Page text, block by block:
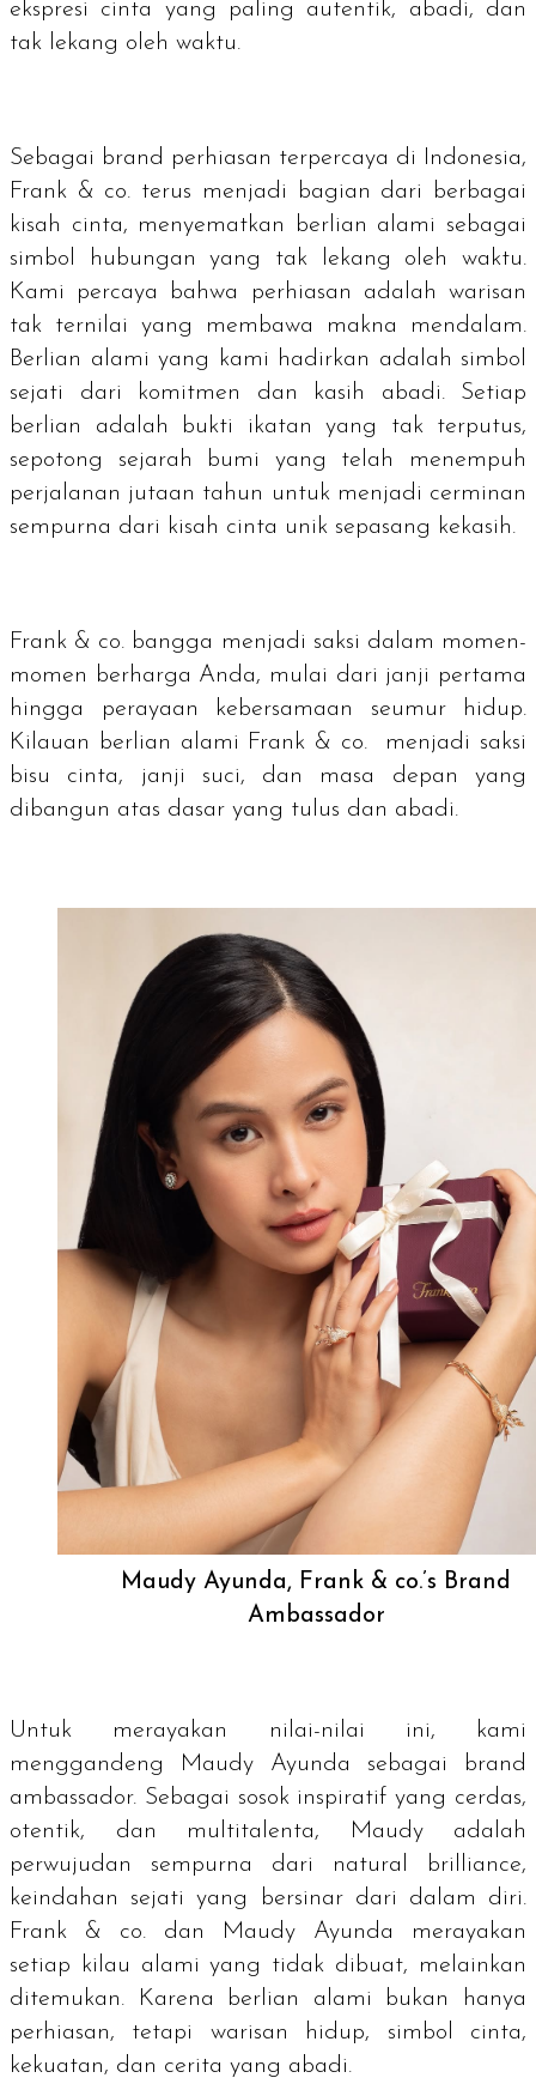
ekspresi cinta yang paling autentik, abadi, dan
tak lekang oleh waktu.
Sebagai brand perhiasan terpercaya di Indonesia,
Frank & co. terus menjadi bagian dari berbagai
kisah cinta, menyematkan berlian alami sebagai
simbol hubungan yang tak lekang oleh waktu.
Kami percaya bahwa perhiasan adalah warisan
tak ternilai yang membawa makna mendalam.
Berlian alami yang kami hadirkan adalah simbol
sejati dari komitmen dan kasih abadi. Setiap
berlian adalah bukti ikatan yang tak terputus,
sepotong sejarah bumi yang telah menempuh
perjalanan jutaan tahun untuk menjadi cerminan
sempurna dari kisah cinta unik sepasang kekasih.
Frank & co. bangga menjadi saksi dalam momen-
momen berharga Anda, mulai dari janji pertama
hingga perayaan kebersamaan seumur hidup.
Kilauan berlian alami Frank & co. menjadi saksi
bisu cinta, janji suci, dan masa depan yang
dibangun atas dasar yang tulus dan abadi.
Maudy Ayunda, Frank & co.’s Brand
Ambassador
Untuk merayakan nilai-nilai ini, kami
menggandeng Maudy Ayunda sebagai
brand
ambassador. Sebagai sosok inspiratif yang cerdas,
otentik, dan multitalenta, Maudy adalah
perwujudan sempurna dari natural brilliance,
keindahan sejati yang bersinar dari dalam diri.
Frank & co. dan Maudy Ayunda merayakan
setiap kilau alami yang tidak dibuat, melainkan
ditemukan. Karena berlian alami bukan hanya
perhiasan, tetapi warisan hidup, simbol cinta,
kekuatan, dan cerita yang abadi.